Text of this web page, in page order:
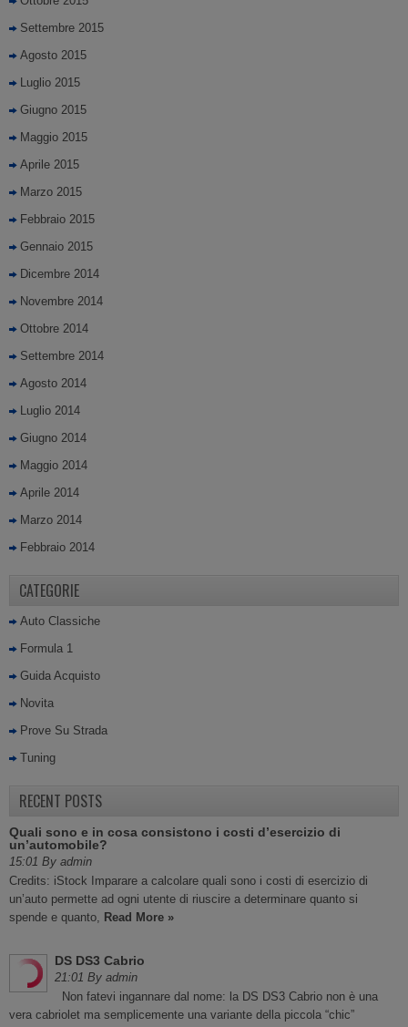
Settembre 2015
Agosto 2015
Luglio 2015
Giugno 2015
Maggio 2015
Aprile 2015
Marzo 2015
Febbraio 2015
Gennaio 2015
Dicembre 2014
Novembre 2014
Ottobre 2014
Settembre 2014
Agosto 2014
Luglio 2014
Giugno 2014
Maggio 2014
Aprile 2014
Marzo 2014
Febbraio 2014
CATEGORIE
Auto Classiche
Formula 1
Guida Acquisto
Novita
Prove Su Strada
Tuning
RECENT POSTS
Quali sono e in cosa consistono i costi d’esercizio di
un’automobile?
15:01 By admin
Credits: iStock Imparare a calcolare quali sono i costi di esercizio di
un’auto permette ad ogni utente di riuscire a determinare quanto si
spende e quanto, Read More »
DS DS3 Cabrio
21:01 By admin
Non fatevi ingannare dal nome: la DS DS3 Cabrio non è una
vera cabriolet ma semplicemente una variante della piccola “chic”